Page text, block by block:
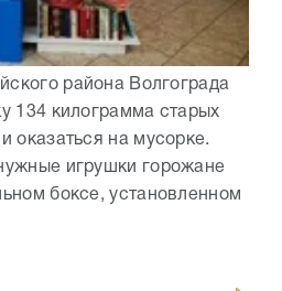
района Волгограда
134 килограмма старых
оказаться на мусорке.
игрушки горожане
боксе, установленном